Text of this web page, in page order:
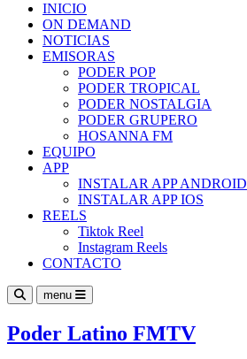
INICIO
ON DEMAND
NOTICIAS
EMISORAS
PODER POP
PODER TROPICAL
PODER NOSTALGIA
PODER GRUPERO
HOSANNA FM
EQUIPO
APP
INSTALAR APP ANDROID
INSTALAR APP IOS
REELS
Tiktok Reel
Instagram Reels
CONTACTO
menu
Poder Latino FMTV